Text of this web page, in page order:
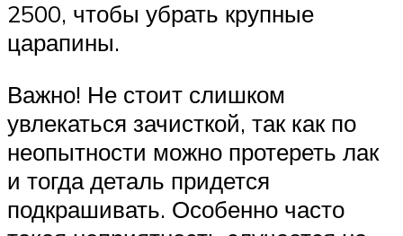
2500, чтобы убрать крупные
царапины.
Важно! Не стоит слишком
увлекаться зачисткой, так как по
неопытности можно протереть лак
и тогда деталь придется
подкрашивать. Особенно часто